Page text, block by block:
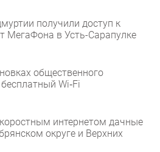
получили доступ к
МегаФона в Усть-Сарапулке
общественного
Wi‑Fi
интернетом дачные
округе и Верхних